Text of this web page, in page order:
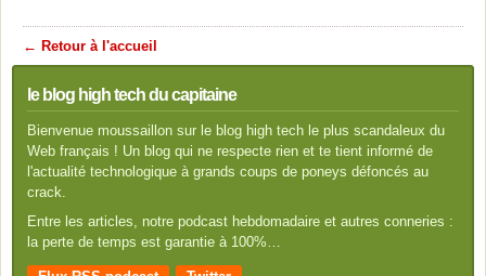
← Retour à l'accueil
le blog high tech du capitaine
Bienvenue moussaillon sur le blog high tech le plus scandaleux du
Web français ! Un blog qui ne respecte rien et te tient informé de
l'actualité technologique à grands coups de poneys défoncés au
crack.
Entre les articles, notre podcast hebdomadaire et autres conneries :
la perte de temps est garantie à 100%…